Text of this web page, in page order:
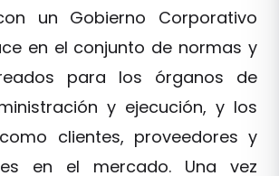
un Gobierno Corporativo
en el conjunto de normas y
para los órganos de
y ejecución, y los
como clientes, proveedores y
en el mercado. Una vez